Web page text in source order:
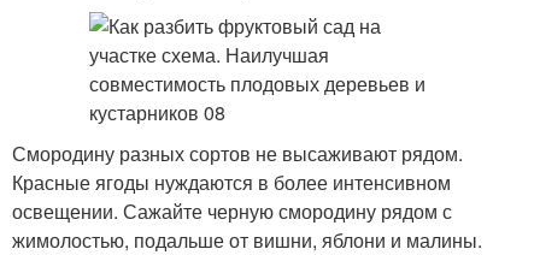
Смородину разных сортов не высаживают рядом.
Красные ягоды нуждаются в более интенсивном
освещении. Сажайте черную смородину рядом с
жимолостью, подальше от вишни, яблони и малины.